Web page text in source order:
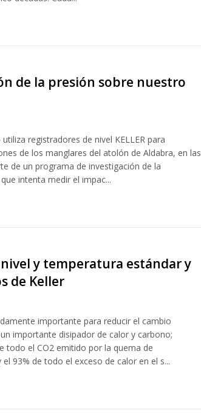
de la presión sobre nuestro
registradores de nivel KELLER para
de los manglares del atolón de Aldabra, en las
de un programa de investigación de la
intenta medir el impac...
y temperatura estándar y
de Keller
importante para reducir el cambio
importante disipador de calor y carbono;
todo el CO2 emitido por la quema de
93% de todo el exceso de calor en el s...